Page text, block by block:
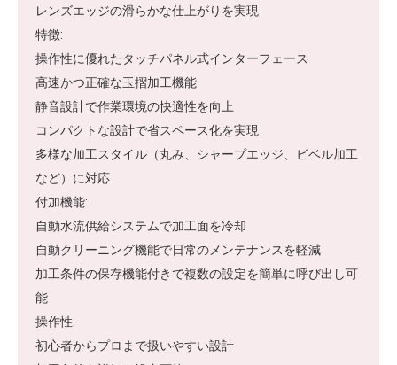
レンズエッジの滑らかな仕上がりを実現
特徴:
操作性に優れたタッチパネル式インターフェース
高速かつ正確な玉摺加工機能
静音設計で作業環境の快適性を向上
コンパクトな設計で省スペース化を実現
多様な加工スタイル（丸み、シャープエッジ、ビベル加工
など）に対応
付加機能:
自動水流供給システムで加工面を冷却
自動クリーニング機能で日常のメンテナンスを軽減
加工条件の保存機能付きで複数の設定を簡単に呼び出し可
能
操作性:
初心者からプロまで扱いやすい設計